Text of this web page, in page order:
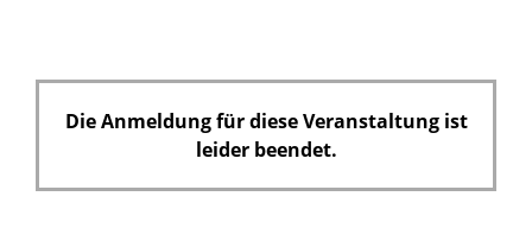
Die Anmeldung für diese Veranstaltung ist
leider beendet.